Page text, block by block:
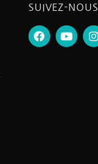
SUIVEZ-NOUS